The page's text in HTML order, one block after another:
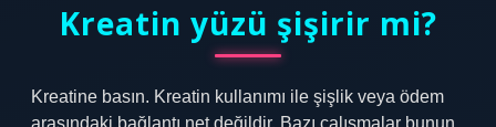
Kreatin yüzü şişirir mi?
Kreatine basın. Kreatin kullanımı ile şişlik veya ödem
arasındaki bağlantı net değildir. Bazı çalışmalar bunun